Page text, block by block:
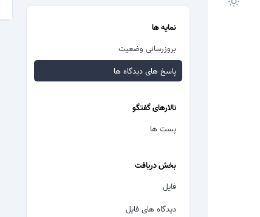
نمایه ها
بروزرسانی وضعیت
پاسخ های دیدگاه ها
تالارهای گفتگو
پست ها
بخش دریافت
فایل
دیدگاه های فایل